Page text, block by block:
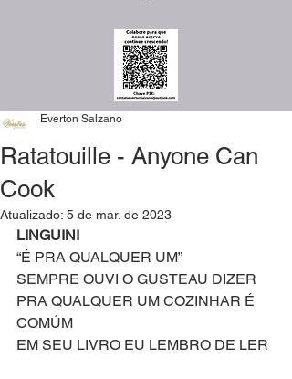
Ratatouille - Anyone Can
Cook
Everton Salzano
Atualizado: 5 de mar. de 2023
LINGUINI
“É PRA QUALQUER UM”
SEMPRE OUVI O GUSTEAU DIZER
PRA QUALQUER UM COZINHAR É
COMÚM
EM SEU LIVRO EU LEMBRO DE LER